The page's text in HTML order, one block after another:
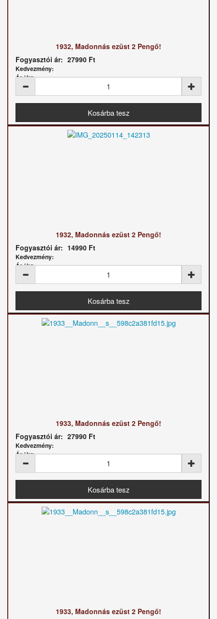
1932, Madonnás ezüst 2 Pengő!
Fogyasztói ár: 27990 Ft
Kedvezmény:
Ár / kg:
1932, Madonnás ezüst 2 Pengő!
Fogyasztói ár: 14990 Ft
Kedvezmény:
Ár / kg:
1933, Madonnás ezüst 2 Pengő!
Fogyasztói ár: 27990 Ft
Kedvezmény:
Ár / kg:
1933, Madonnás ezüst 2 Pengő!